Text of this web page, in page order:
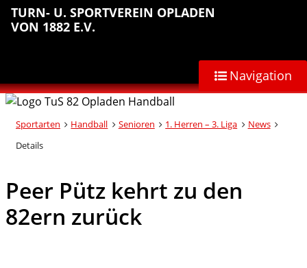
Sprungmarken
Inhalt
anspringen
Hauptnavigation
anspringen
Abteilungsnavigation
anspringen
Fußbereich
anspringen
TURN- U. SPORTVEREIN OPLADEN
VON 1882 E.V.
Navigation
Sportarten Handball Senioren 1. Herren – 3. Liga
News
Details
Peer Pütz kehrt zu den
82ern zurück